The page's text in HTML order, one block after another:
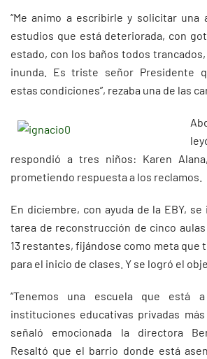
“Me animo a escribirle y solicitar una
estudios que está deteriorada, con
estado, con los baños todos
inunda. Es triste señor Presidente
estas condiciones”, rezaba una de las
respondió a tres niños: Karen
prometiendo respuesta a los reclamos.
En diciembre, con ayuda de la EBY,
tarea de reconstrucción de cinco
13 restantes, fijándose como meta que
para el inicio de clases. Y se logró el
“Tenemos una escuela que está
instituciones educativas privadas más
señaló emocionada la directora
Resaltó que el barrio donde está